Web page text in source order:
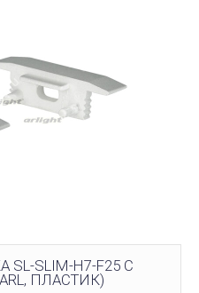
SLIM-H7-F25 С
ПЛАСТИК)